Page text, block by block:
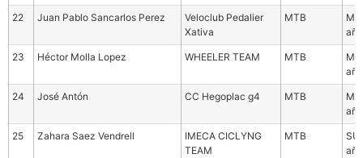
22 Juan Pablo Sancarlos Perez
Veloclub Pedalier
Xativa
MTB
23 Héctor Molla Lopez WHEELER TEAM MTB
24 José Antón CC Hegoplac g4 MTB
25 Zahara Saez Vendrell
IMECA CICLYNG
TEAM
MTB